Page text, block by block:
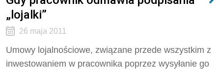
„lojalki”
26 maja 2011
Umowy lojalnościowe, związane przede wszystkim z
inwestowaniem w pracownika poprzez wysyłanie go